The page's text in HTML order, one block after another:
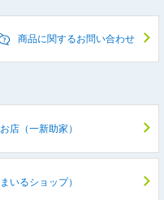
商品に関するお問い合わせ
店（一新助家）
いるショップ）